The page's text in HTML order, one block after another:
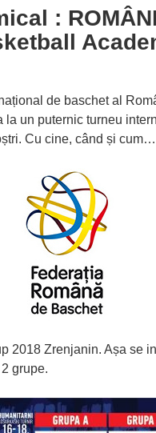
:
de baschet al
un puternic turneu
Cu cine, când și
2018 Zrenjanin. Așa se
grupe.